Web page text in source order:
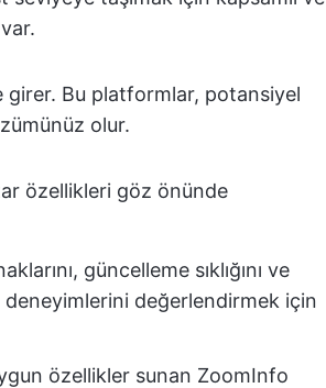
Bu platformlar, potansiyel
olur.
özellikleri göz önünde
güncelleme sıklığını ve
değerlendirmek için
özellikler sunan ZoomInfo